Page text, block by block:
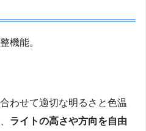
機能。
わせて適切な明るさと色温
ライトの高さや方向を自由